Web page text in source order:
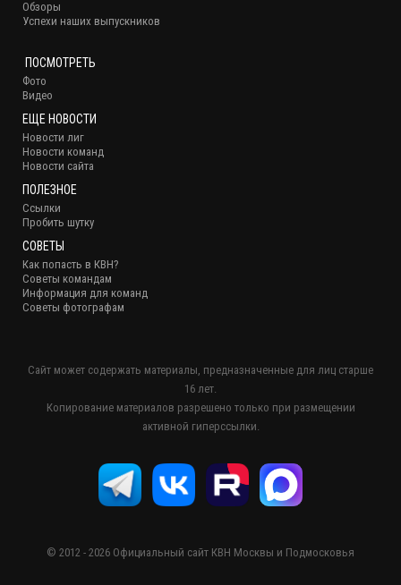
Обзоры
Успехи наших выпускников
ПОСМОТРЕТЬ
Фото
Видео
ЕЩЕ НОВОСТИ
Новости лиг
Новости команд
Новости сайта
ПОЛЕЗНОЕ
Ссылки
Пробить шутку
СОВЕТЫ
Как попасть в КВН?
Советы командам
Информация для команд
Советы фотографам
Сайт может содержать материалы, предназначенные для лиц старше
16 лет.
Копирование материалов разрешено только при размещении
активной гиперссылки.
© 2012 - 2026 Официальный сайт КВН Москвы и Подмосковья